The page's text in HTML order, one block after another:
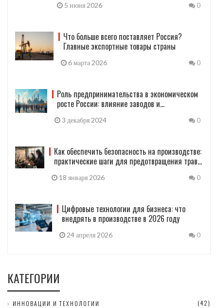
5 июня 2026 0
Что больше всего поставляет Россия?
Главные экспортные товары страны
6 марта 2026 0
Роль предпринимательства в экономическом
росте России: влияние заводов и
3 декабря 2024 0
Как обеспечить безопасность на производстве:
практические шаги для предотвращения травм
18 января 2026 0
Цифровые технологии для бизнеса: что
внедрять в производстве в 2026 году
24 апреля 2026 0
КАТЕГОРИИ
ИННОВАЦИИ И ТЕХНОЛОГИИ (42)